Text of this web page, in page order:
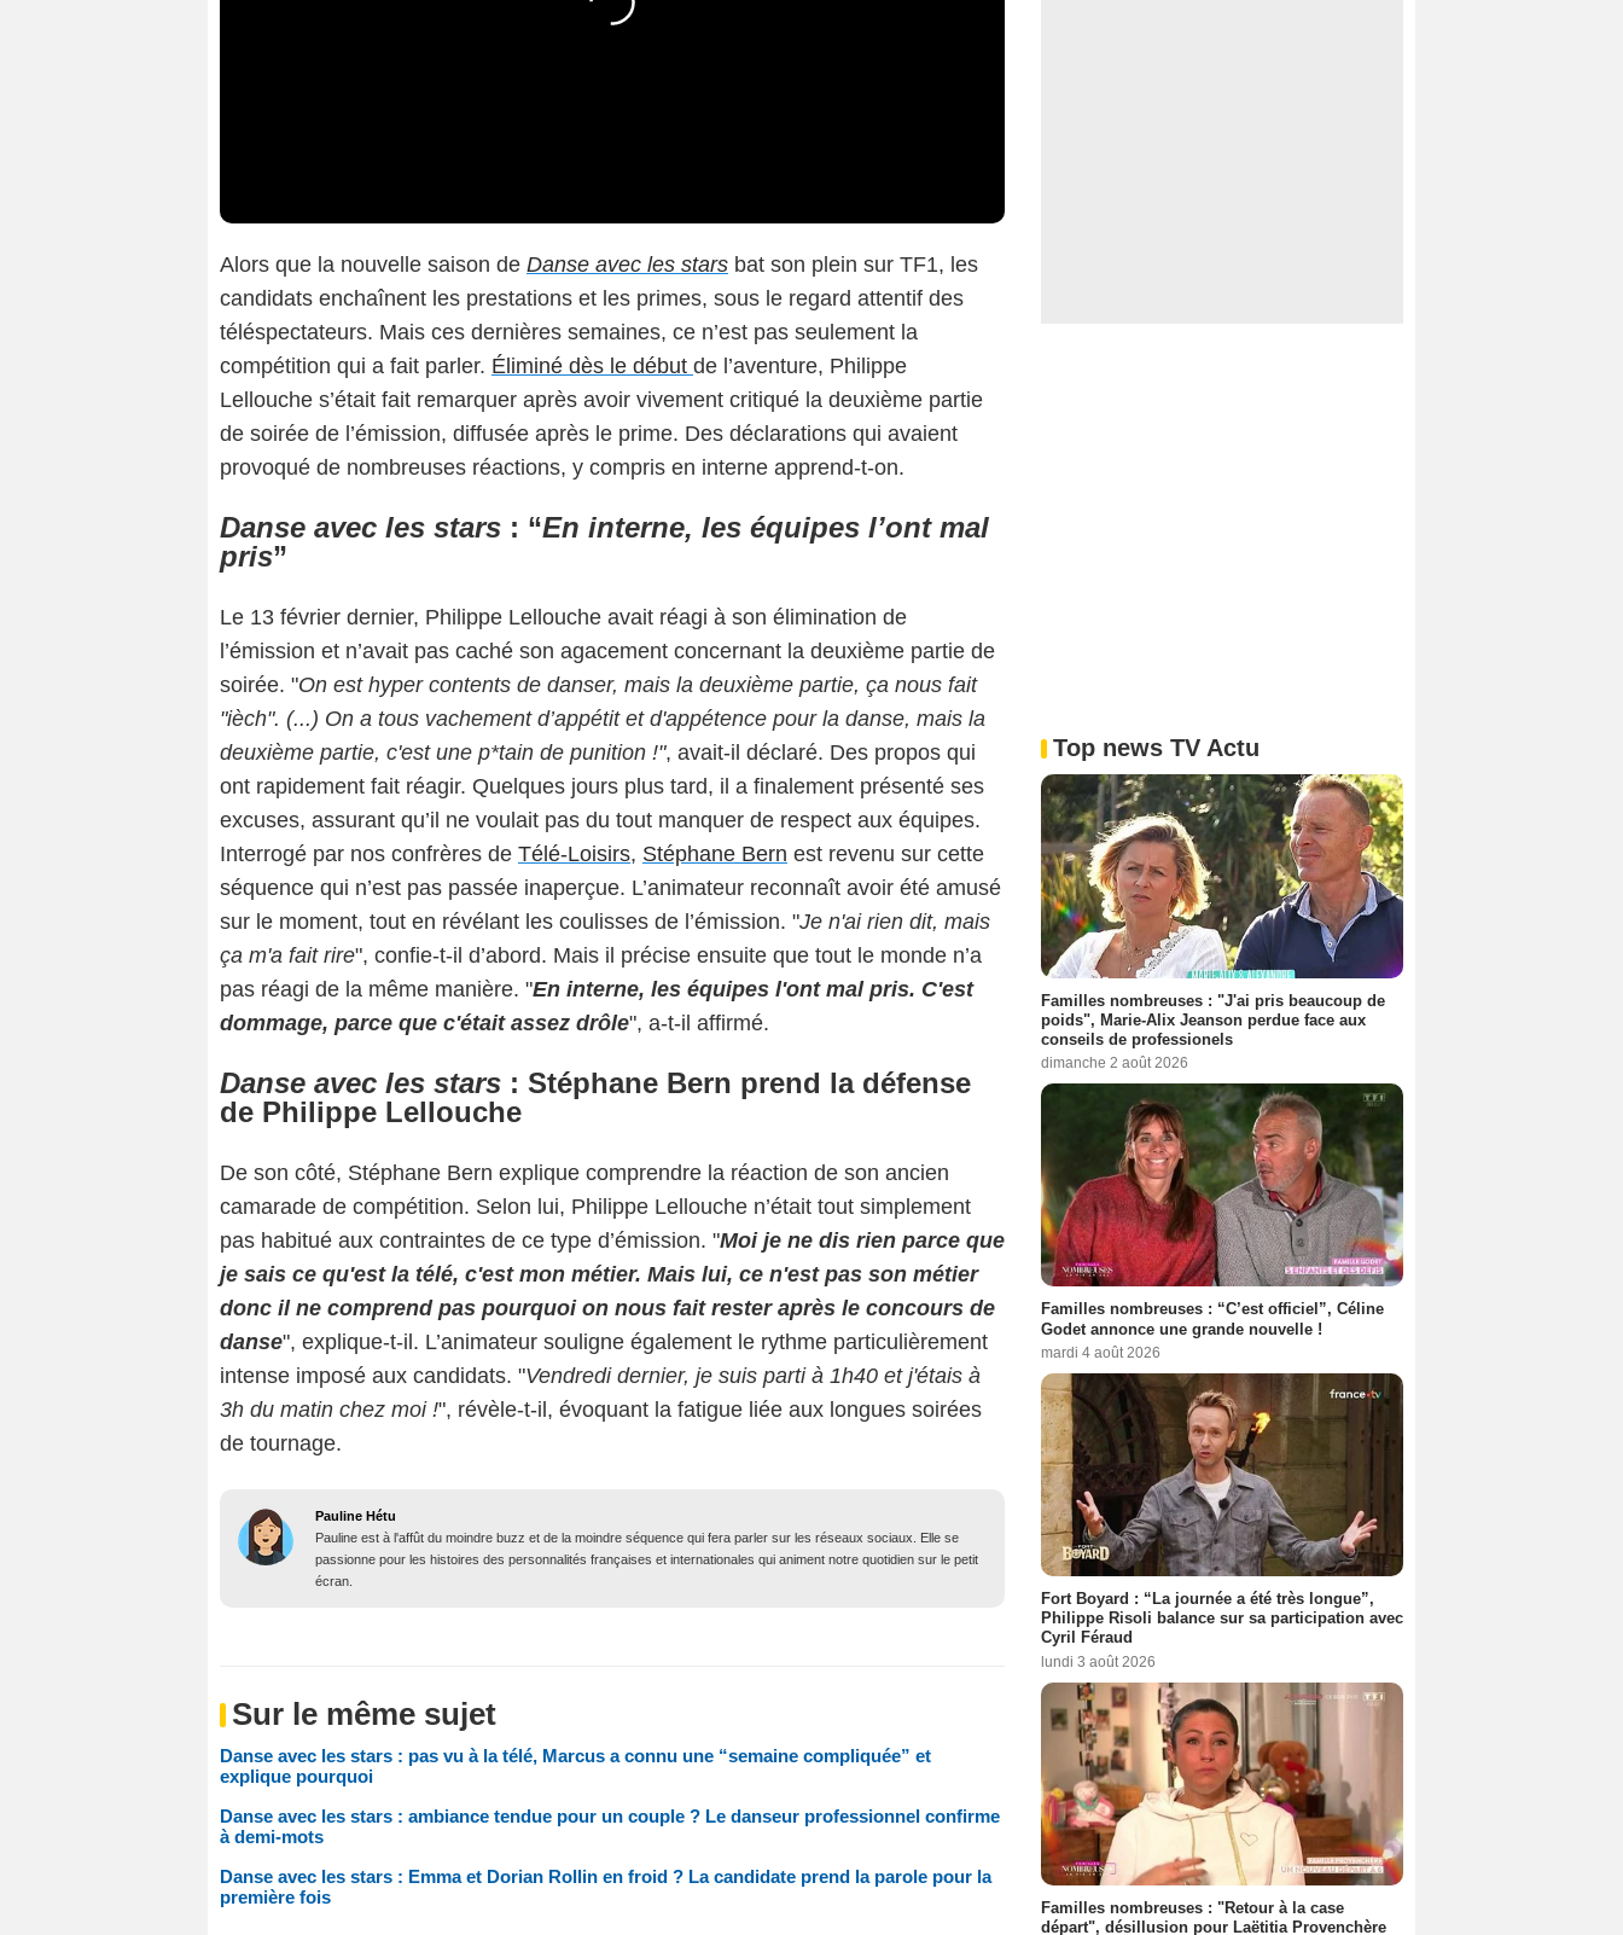
Alors que la nouvelle saison de Danse avec les stars bat son plein sur TF1, les
candidats enchaînent les prestations et les primes, sous le regard attentif des
téléspectateurs. Mais ces dernières semaines, ce n’est pas seulement la
compétition qui a fait parler. Éliminé dès le début de l’aventure, Philippe
Lellouche s’était fait remarquer après avoir vivement critiqué la deuxième partie
de soirée de l’émission, diffusée après le prime. Des déclarations qui avaient
provoqué de nombreuses réactions, y compris en interne apprend-t-on.
Danse avec les stars : “En interne, les équipes l’ont mal
pris”
Le 13 février dernier, Philippe Lellouche avait réagi à son élimination de
l’émission et n’avait pas caché son agacement concernant la deuxième partie de
soirée. "On est hyper contents de danser, mais la deuxième partie, ça nous fait
"ièch". (...) On a tous vachement d’appétit et d'appétence pour la danse, mais la
deuxième partie, c'est une p*tain de punition !", avait-il déclaré. Des propos qui
ont rapidement fait réagir. Quelques jours plus tard, il a finalement présenté ses
excuses, assurant qu’il ne voulait pas du tout manquer de respect aux équipes.
Interrogé par nos confrères de Télé-Loisirs, Stéphane Bern est revenu sur cette
séquence qui n’est pas passée inaperçue. L’animateur reconnaît avoir été amusé
sur le moment, tout en révélant les coulisses de l’émission. "Je n'ai rien dit, mais
ça m'a fait rire", confie-t-il d’abord. Mais il précise ensuite que tout le monde n’a
pas réagi de la même manière. "En interne, les équipes l'ont mal pris. C'est
dommage, parce que c'était assez drôle", a-t-il affirmé.
Danse avec les stars : Stéphane Bern prend la défense
de Philippe Lellouche
De son côté, Stéphane Bern explique comprendre la réaction de son ancien
camarade de compétition. Selon lui, Philippe Lellouche n’était tout simplement
pas habitué aux contraintes de ce type d’émission. "Moi je ne dis rien parce que
je sais ce qu'est la télé, c'est mon métier. Mais lui, ce n'est pas son métier
donc il ne comprend pas pourquoi on nous fait rester après le concours de
danse", explique-t-il. L’animateur souligne également le rythme particulièrement
intense imposé aux candidats. "Vendredi dernier, je suis parti à 1h40 et j'étais à
3h du matin chez moi !", révèle-t-il, évoquant la fatigue liée aux longues soirées
de tournage.
Pauline Hétu
Pauline est à l'affût du moindre buzz et de la moindre séquence qui fera parler sur les réseaux sociaux. Elle se
passionne pour les histoires des personnalités françaises et internationales qui animent notre quotidien sur le petit
écran.
Sur le même sujet
Danse avec les stars : pas vu à la télé, Marcus a connu une “semaine compliquée” et
explique pourquoi
Danse avec les stars : ambiance tendue pour un couple ? Le danseur professionnel confirme
à demi-mots
Danse avec les stars : Emma et Dorian Rollin en froid ? La candidate prend la parole pour la
première fois
Top news TV Actu
Familles nombreuses : "J'ai pris beaucoup de
poids", Marie-Alix Jeanson perdue face aux
conseils de professionels
dimanche 2 août 2026
Familles nombreuses : “C’est officiel”, Céline
Godet annonce une grande nouvelle !
mardi 4 août 2026
Fort Boyard : “La journée a été très longue”,
Philippe Risoli balance sur sa participation avec
Cyril Féraud
lundi 3 août 2026
Familles nombreuses : "Retour à la case
départ", désillusion pour Laëtitia Provenchère